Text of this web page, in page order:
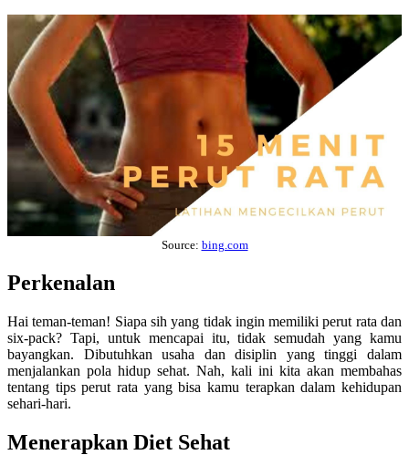
Source: bing.com
Perkenalan
Hai teman-teman! Siapa sih yang tidak ingin memiliki perut rata dan
six-pack? Tapi, untuk mencapai itu, tidak semudah yang kamu
bayangkan. Dibutuhkan usaha dan disiplin yang tinggi dalam
menjalankan pola hidup sehat. Nah, kali ini kita akan membahas
tentang tips perut rata yang bisa kamu terapkan dalam kehidupan
sehari-hari.
Menerapkan Diet Sehat